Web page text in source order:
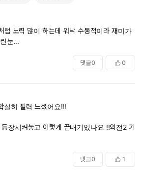
눈...
댓글0 0
실히 필력 느셨어요!!!
장시켜놓고 이렇게 끝내기있나요 !!외전2 기다
계속 다같살 가이드버스 부탁드려요
댓글0 1